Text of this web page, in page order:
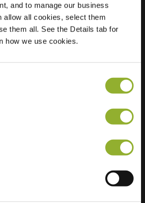
and to manage our business
allow all cookies, select them
them all. See the Details tab for
how we use cookies.
Roemerstr. 18A
59075 Hamm
Allemagne